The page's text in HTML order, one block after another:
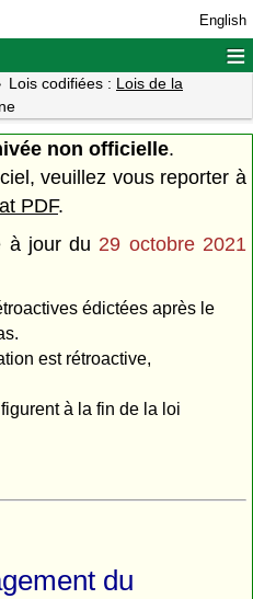
English
≡
Lois codifiées : Lois de la
non officielle.
veuillez vous reporter à
PDF.
à jour du 29 octobre 2021
édictées après le
est rétroactive,
à la fin de la loi
du